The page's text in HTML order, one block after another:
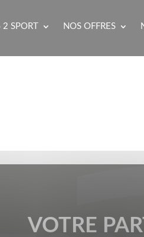
SPORT NOS OFFRES
VOTRE